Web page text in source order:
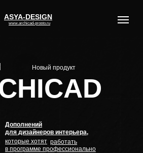
Дополнений
для дизайнеров интерьера,
которые хотят работать
в программе профессионально
Новый продукт
www.archicad-prosto.ru
ASYA-DESIGN